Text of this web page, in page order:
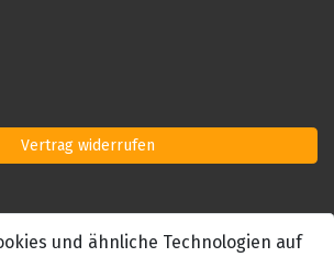
Vertrag widerrufen
und ähnliche Technologien auf